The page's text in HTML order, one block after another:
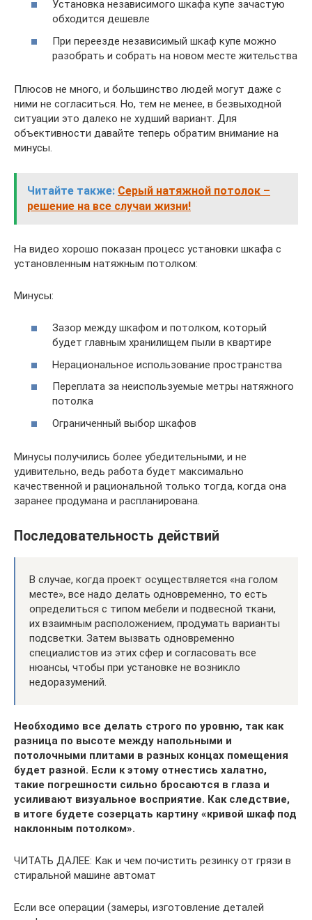
Установка независимого шкафа купе зачастую
обходится дешевле
При переезде независимый шкаф купе можно
разобрать и собрать на новом месте жительства
Плюсов не много, и большинство людей могут даже с
ними не согласиться. Но, тем не менее, в безвыходной
ситуации это далеко не худший вариант. Для
объективности давайте теперь обратим внимание на
минусы.
Читайте также: Серый натяжной потолок –
решение на все случаи жизни!
На видео хорошо показан процесс установки шкафа с
установленным натяжным потолком:
Минусы:
Зазор между шкафом и потолком, который
будет главным хранилищем пыли в квартире
Нерациональное использование пространства
Переплата за неиспользуемые метры натяжного
потолка
Ограниченный выбор шкафов
Минусы получились более убедительными, и не
удивительно, ведь работа будет максимально
качественной и рациональной только тогда, когда она
заранее продумана и распланирована.
Последовательность действий
В случае, когда проект осуществляется «на голом
месте», все надо делать одновременно, то есть
определиться с типом мебели и подвесной ткани,
их взаимным расположением, продумать варианты
подсветки. Затем вызвать одновременно
специалистов из этих сфер и согласовать все
нюансы, чтобы при установке не возникло
недоразумений.
Необходимо все делать строго по уровню, так как
разница по высоте между напольными и
потолочными плитами в разных концах помещения
будет разной. Если к этому отнестись халатно,
такие погрешности сильно бросаются в глаза и
усиливают визуальное восприятие. Как следствие,
в итоге будете созерцать картину «кривой шкаф под
наклонным потолком».
ЧИТАТЬ ДАЛЕЕ: Как и чем почистить резинку от грязи в
стиральной машине автомат
Если все операции (замеры, изготовление деталей